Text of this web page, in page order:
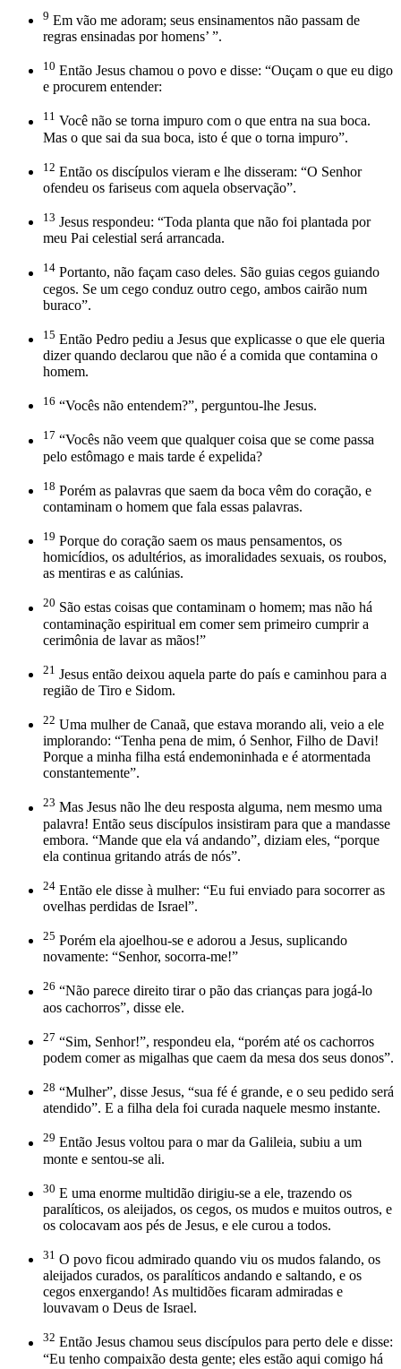
9 Em vão me adoram; seus ensinamentos não passam de
regras ensinadas por homens’ ”.
10 Então Jesus chamou o povo e disse: “Ouçam o que eu digo
e procurem entender:
11 Você não se torna impuro com o que entra na sua boca.
Mas o que sai da sua boca, isto é que o torna impuro”.
12 Então os discípulos vieram e lhe disseram: “O Senhor
ofendeu os fariseus com aquela observação”.
13 Jesus respondeu: “Toda planta que não foi plantada por
meu Pai celestial será arrancada.
14 Portanto, não façam caso deles. São guias cegos guiando
cegos. Se um cego conduz outro cego, ambos cairão num
buraco”.
15 Então Pedro pediu a Jesus que explicasse o que ele queria
dizer quando declarou que não é a comida que contamina o
homem.
16 “Vocês não entendem?”, perguntou-lhe Jesus.
17 “Vocês não veem que qualquer coisa que se come passa
pelo estômago e mais tarde é expelida?
18 Porém as palavras que saem da boca vêm do coração, e
contaminam o homem que fala essas palavras.
19 Porque do coração saem os maus pensamentos, os
homicídios, os adultérios, as imoralidades sexuais, os roubos,
as mentiras e as calúnias.
20 São estas coisas que contaminam o homem; mas não há
contaminação espiritual em comer sem primeiro cumprir a
cerimônia de lavar as mãos!”
21 Jesus então deixou aquela parte do país e caminhou para a
região de Tiro e Sidom.
22 Uma mulher de Canaã, que estava morando ali, veio a ele
implorando: “Tenha pena de mim, ó Senhor, Filho de Davi!
Porque a minha filha está endemoninhada e é atormentada
constantemente”.
23 Mas Jesus não lhe deu resposta alguma, nem mesmo uma
palavra! Então seus discípulos insistiram para que a mandasse
embora. “Mande que ela vá andando”, diziam eles, “porque
ela continua gritando atrás de nós”.
24 Então ele disse à mulher: “Eu fui enviado para socorrer as
ovelhas perdidas de Israel”.
25 Porém ela ajoelhou-se e adorou a Jesus, suplicando
novamente: “Senhor, socorra-me!”
26 “Não parece direito tirar o pão das crianças para jogá-lo
aos cachorros”, disse ele.
27 “Sim, Senhor!”, respondeu ela, “porém até os cachorros
podem comer as migalhas que caem da mesa dos seus donos”.
28 “Mulher”, disse Jesus, “sua fé é grande, e o seu pedido será
atendido”. E a filha dela foi curada naquele mesmo instante.
29 Então Jesus voltou para o mar da Galileia, subiu a um
monte e sentou-se ali.
30 E uma enorme multidão dirigiu-se a ele, trazendo os
paralíticos, os aleijados, os cegos, os mudos e muitos outros, e
os colocavam aos pés de Jesus, e ele curou a todos.
31 O povo ficou admirado quando viu os mudos falando, os
aleijados curados, os paralíticos andando e saltando, e os
cegos enxergando! As multidões ficaram admiradas e
louvavam o Deus de Israel.
32 Então Jesus chamou seus discípulos para perto dele e disse:
“Eu tenho compaixão desta gente; eles estão aqui comigo há